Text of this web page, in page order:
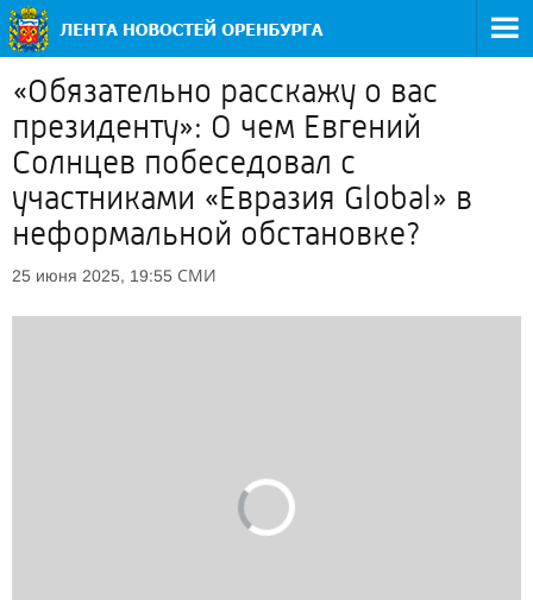
«Обязательно расскажу о вас
президенту»: О чем Евгений
Солнцев побеседовал с
участниками «Евразия Global» в
неформальной обстановке?
25 июня 2025, 19:55 СМИ